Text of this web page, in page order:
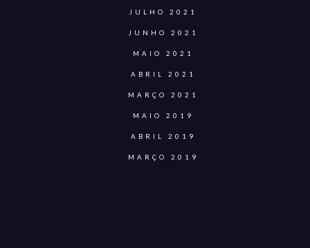
JULHO 2021
JUNHO 2021
MAIO 2021
ABRIL 2021
MARÇO 2021
MAIO 2019
ABRIL 2019
MARÇO 2019